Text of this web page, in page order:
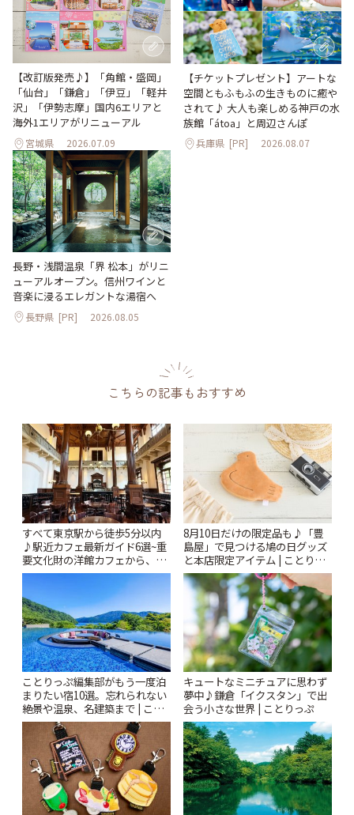
【改訂版発売♪】「角館・盛岡」
「仙台」「鎌倉」「伊豆」「軽井
沢」「伊勢志摩」国内6エリアと
海外1エリアがリニューアル
宮城県 2026.07.09
【チケットプレゼント】アートな
空間ともふもふの生きものに癒や
されて♪ 大人も楽しめる神戸の水
族館「átoa」と周辺さんぽ
兵庫県 [PR] 2026.08.07
長野・浅間温泉「界 松本」がリニ
ューアルオープン。信州ワインと
音楽に浸るエレガントな湯宿へ
長野県 [PR] 2026.08.05
こちらの記事もおすすめ
すべて東京駅から徒歩5分以内
♪駅近カフェ最新ガイド6選~重
要文化財の洋館カフェから、改
札すぐのレトロ喫茶まで~ | こと
8月10日だけの限定品も♪「豊
島屋」で見つける鳩の日グッズ
と本店限定アイテム | ことりっ
ぷ
ことりっぷ編集部がもう一度泊
まりたい宿10選。忘れられない
絶景や温泉、名建築まで | こと
りっぷ
キュートなミニチュアに思わず
夢中♪鎌倉「イクスタン」で出
会う小さな世界 | ことりっぷ